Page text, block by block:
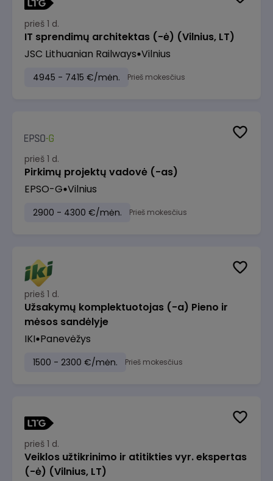
prieš 1 d.
IT sprendimų architektas (-ė) (Vilnius, LT)
JSC Lithuanian Railways Vilnius
4945 - 7415 €/mėn. Prieš mokesčius
prieš 1 d.
Pirkimų projektų vadovė (-as)
EPSO-G Vilnius
2900 - 4300 €/mėn. Prieš mokesčius
prieš 1 d.
Užsakymų komplektuotojas (-a) Pieno ir
mėsos sandėlyje
IKI Panevėžys
1500 - 2300 €/mėn. Prieš mokesčius
prieš 1 d.
Veiklos užtikrinimo ir atitikties vyr. ekspertas
(-ė) (Vilnius, LT)